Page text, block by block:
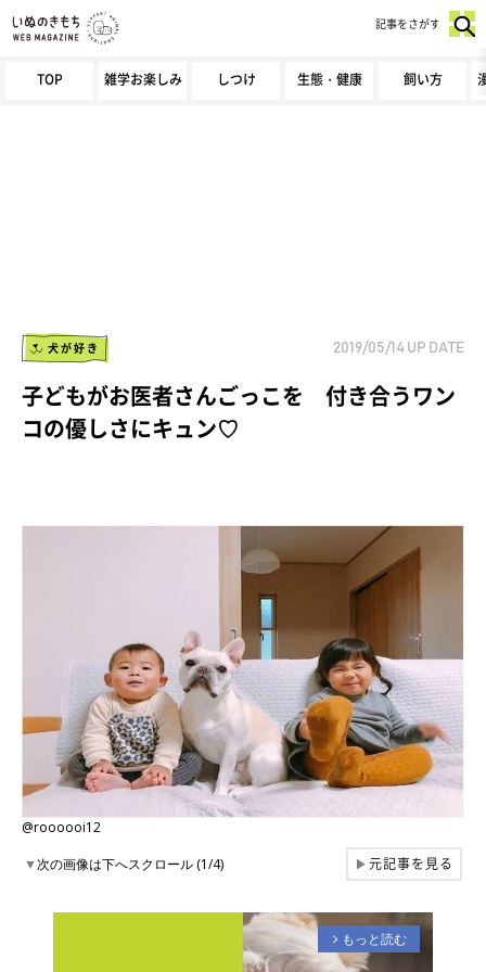
TOP 雑学お楽しみ しつけ 生態・健康 飼い方
記事をさがす
犬が好き 2019/05/14 UP DATE
子どもがお医者さんごっこを 付き合うワン
コの優しさにキュン♡
@roooooi12
▼次の画像は下へスクロール (1/4) ▶元記事を見る
arrow_forward_ios もっと読む